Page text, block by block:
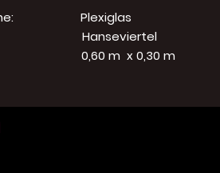
Hanseviertel
0,60 m x 0,30 m